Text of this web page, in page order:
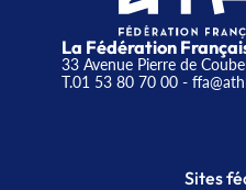
La Fédération
33 Avenue Pierre de
T.01 53 80 70 00-
Sites